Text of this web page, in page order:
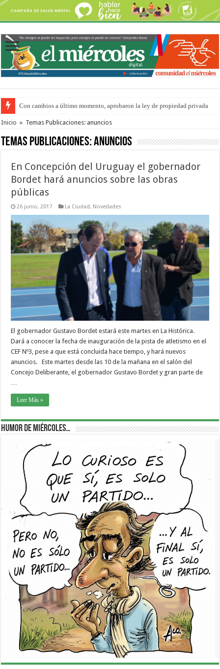
Con cambios a último momento, aprobaron la ley de propiedad privada
Del viernes 7 al domingo 9 de agosto: la agenda ¿A dónde ir? para este
Inicio » Temas Publicaciones: anuncios
Temas Publicaciones:anuncios
En Concepción del Uruguay el gobernador
Bordet hará anuncios sobre las obras
públicas
26 junio, 2017 La Ciudad, Novedades
El gobernador Gustavo Bordet estará este martes en La Histórica.
Dará a conocer la fecha de inauguración de la pista de atletismo en el
CEF Nº3, pese a que está concluida hace tiempo, y hará nuevos
anuncios. Este martes desde las 10 de la mañana en el salón del
Concejo Deliberante, el gobernador Gustavo Bordet y gran parte de
Leer Más »
Humor de Miércoles…